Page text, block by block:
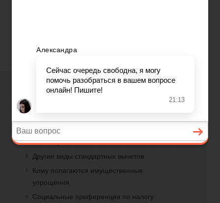
бизнеса
Бухгалтерия
Налоговые вычеты по подоходному
Правовое понятие
Особенности стандартных вычетов
Как получить
Другие виды стандартных вычетов
Кому полагаются имущественные
упрощения
Социальные преференции по налогу